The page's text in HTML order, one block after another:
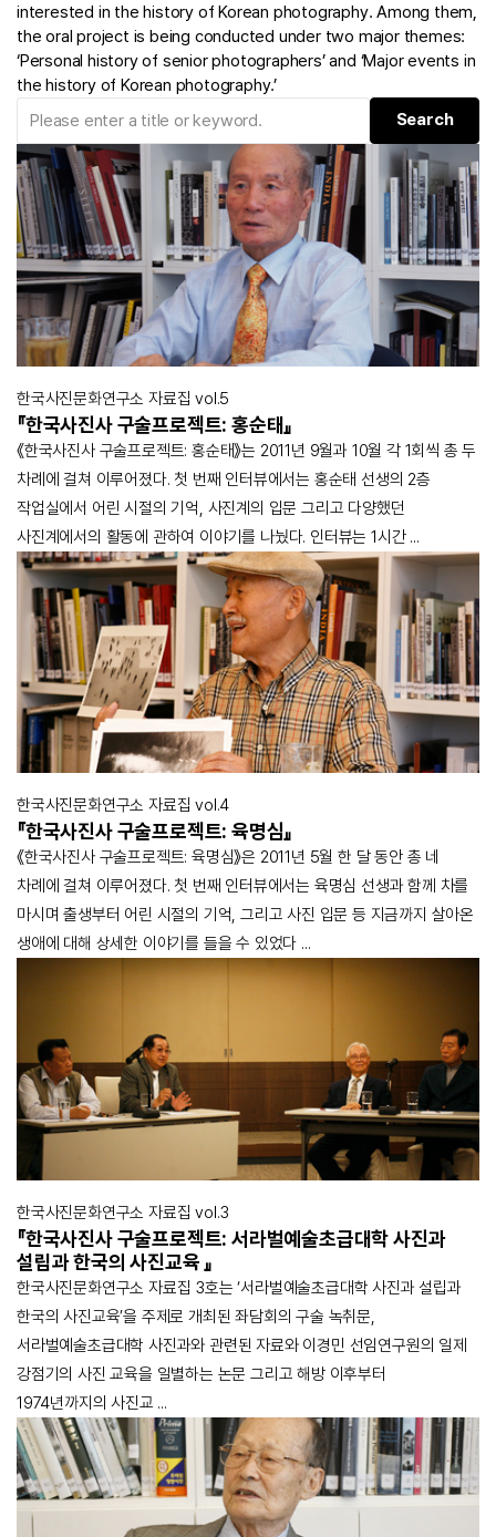
interested in the history of Korean photography. Among them,
the oral project is being conducted under two major themes:
‘Personal history of senior photographers’ and ‘Major events in
the history of Korean photography.’
한국사진문화연구소 자료집 vol.5
『한국사진사 구술프로젝트: 홍순태』
《한국사진사 구술프로젝트: 홍순태》는 2011년 9월과 10월 각 1회씩 총 두
차례에 걸쳐 이루어졌다. 첫 번째 인터뷰에서는 홍순태 선생의 2층
작업실에서 어린 시절의 기억, 사진계의 입문 그리고 다양했던
사진계에서의 활동에 관하여 이야기를 나눴다. 인터뷰는 1시간 ...
한국사진문화연구소 자료집 vol.4
『한국사진사 구술프로젝트: 육명심』
《한국사진사 구술프로젝트: 육명심》은 2011년 5월 한 달 동안 총 네
차례에 걸쳐 이루어졌다. 첫 번째 인터뷰에서는 육명심 선생과 함께 차를
마시며 출생부터 어린 시절의 기억, 그리고 사진 입문 등 지금까지 살아온
생애에 대해 상세한 이야기를 들을 수 있었다 ...
한국사진문화연구소 자료집 vol.3
『한국사진사 구술프로젝트: 서라벌예술초급대학 사진과
설립과 한국의 사진교육 』
한국사진문화연구소 자료집 3호는 ‘서라벌예술초급대학 사진과 설립과
한국의 사진교육’을 주제로 개최된 좌담회의 구술 녹취문,
서라벌예술초급대학 사진과와 관련된 자료와 이경민 선임연구원의 일제
강점기의 사진 교육을 일별하는 논문 그리고 해방 이후부터
1974년까지의 사진교 ...